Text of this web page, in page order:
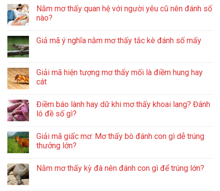
Nằm mơ thấy quan hệ với người yêu cũ nên đánh số
nào?
Giả mã ý nghĩa nằm mơ thấy tắc kè đánh số mấy
Giải mã hiện tượng mơ thấy mối là điềm hung hay
cát
Điềm báo lành hay dữ khi mơ thấy khoai lang? Đánh
lô đề số gì?
Giải mã giấc mơ: Mơ thấy bò đánh con gì dễ trúng
thưởng lớn?
Nằm mơ thấy kỳ đà nên đánh con gì để trúng lớn?